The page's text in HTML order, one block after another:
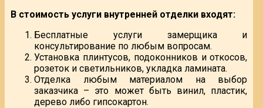
В стоимость услуги внутренней отделки входят:
Бесплатные услуги замерщика и
консультирование по любым вопросам.
Установка плинтусов, подоконников и откосов,
розеток и светильников, укладка ламината.
Отделка любым материалом на выбор
заказчика – это может быть винил, пластик,
дерево либо гипсокартон.